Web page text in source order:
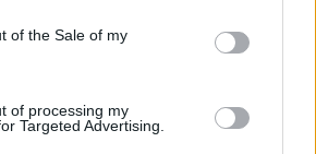
of the Sale of my
of processing my
Targeted Advertising.